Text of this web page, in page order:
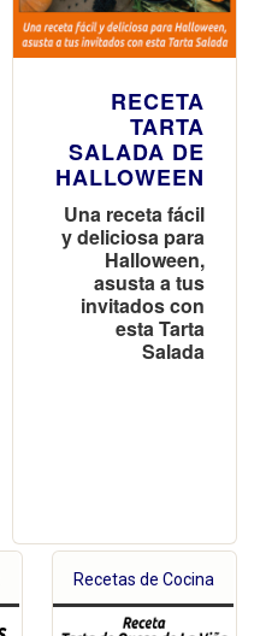
RECETA
TARTA
SALADA DE
HALLOWEEN
Una receta fácil
y deliciosa para
Halloween,
asusta a tus
invitados con
esta Tarta
Salada
Recetas de Cocina